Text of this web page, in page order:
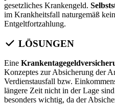
gesetzliches Krankengeld.
im Krankheitsfall naturgemäß
Entgeltfortzahlung.
LÖSUNGEN
Eine
Konzeptes zur Absicherung der
Verdienstausfall bzw.
längere Zeit nicht in der Lage
besonders wichtig, da der